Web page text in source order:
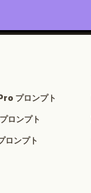
プロンプト
ロンプト
ンプト